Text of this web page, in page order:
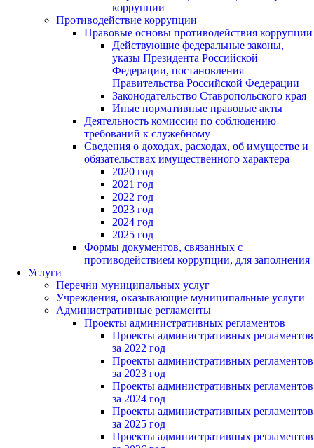
коррупции
Противодействие коррупции
Правовые основы противодействия коррупции
Действующие федеральные законы,
указы Президента Российской
Федерации, постановления
Правительства Российской Федерации
Законодательство Ставропольского края
Иные нормативные правовые акты
Деятельность комиссии по соблюдению
требований к служебному
Сведения о доходах, расходах, об имуществе и
обязательствах имущественного характера
2020 год
2021 год
2022 год
2023 год
2024 год
2025 год
Формы документов, связанных с
противодействием коррупции, для заполнения
Услуги
Перечни муниципальных услуг
Учреждения, оказывающие муниципальные услуги
Административные регламенты
Проекты административных регламентов
Проекты административных регламентов
за 2022 год
Проекты административных регламентов
за 2023 год
Проекты административных регламентов
за 2024 год
Проекты административных регламентов
за 2025 год
Проекты административных регламентов